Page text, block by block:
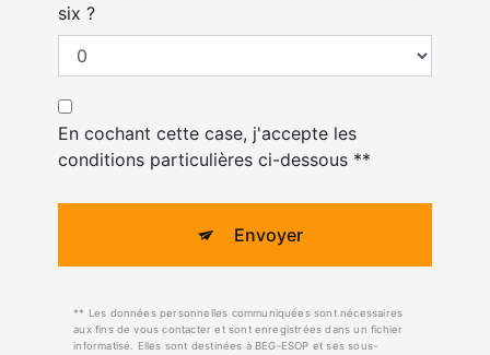
six ?
En cochant cette case, j'accepte les
conditions particulières ci-dessous **
Envoyer
** Les données personnelles communiquées sont nécessaires
aux fins de vous contacter et sont enregistrées dans un fichier
informatisé. Elles sont destinées à BEG-ESOP et ses sous-